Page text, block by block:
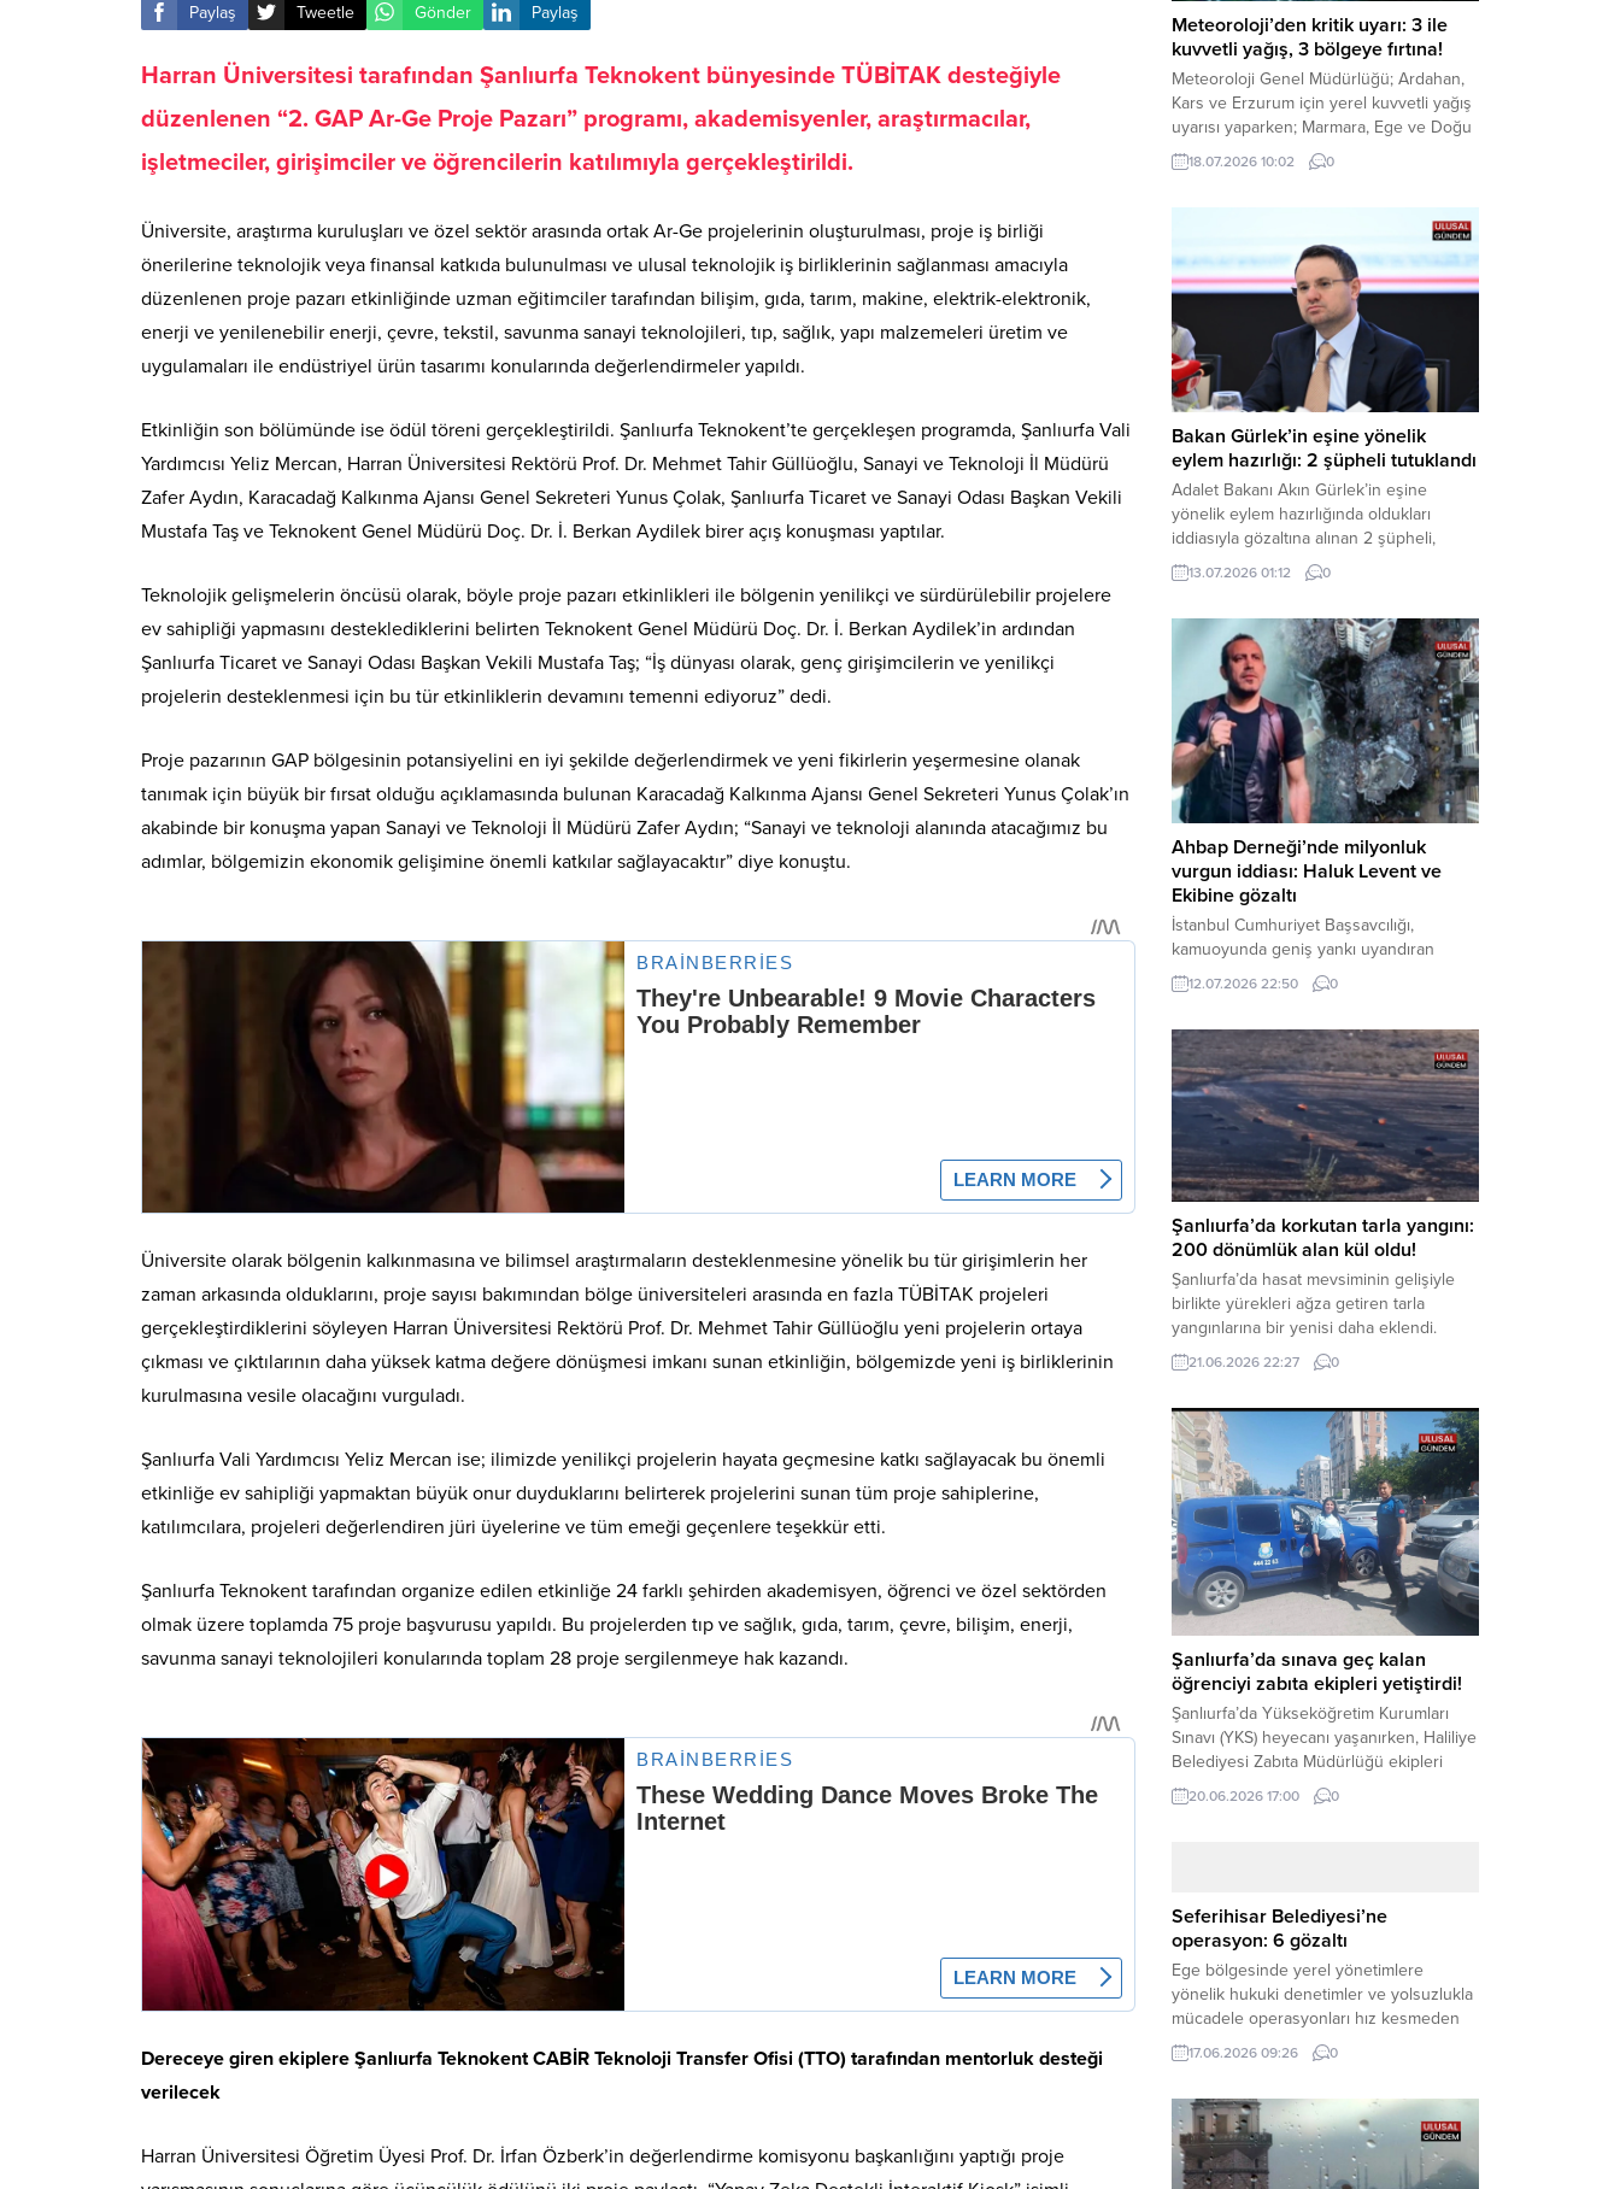
Paylaş Tweetle Gönder Paylaş
Harran Üniversitesi tarafından Şanlıurfa Teknokent bünyesinde TÜBİTAK desteğiyle
düzenlenen “2. GAP Ar-Ge Proje Pazarı” programı, akademisyenler, araştırmacılar,
işletmeciler, girişimciler ve öğrencilerin katılımıyla gerçekleştirildi.
Üniversite, araştırma kuruluşları ve özel sektör arasında ortak Ar-Ge projelerinin oluşturulması, proje iş birliği
önerilerine teknolojik veya finansal katkıda bulunulması ve ulusal teknolojik iş birliklerinin sağlanması amacıyla
düzenlenen proje pazarı etkinliğinde uzman eğitimciler tarafından bilişim, gıda, tarım, makine, elektrik-elektronik,
enerji ve yenilenebilir enerji, çevre, tekstil, savunma sanayi teknolojileri, tıp, sağlık, yapı malzemeleri üretim ve
uygulamaları ile endüstriyel ürün tasarımı konularında değerlendirmeler yapıldı.
Etkinliğin son bölümünde ise ödül töreni gerçekleştirildi. Şanlıurfa Teknokent’te gerçekleşen programda, Şanlıurfa Vali
Yardımcısı Yeliz Mercan, Harran Üniversitesi Rektörü Prof. Dr. Mehmet Tahir Güllüoğlu, Sanayi ve Teknoloji İl Müdürü
Zafer Aydın, Karacadağ Kalkınma Ajansı Genel Sekreteri Yunus Çolak, Şanlıurfa Ticaret ve Sanayi Odası Başkan Vekili
Mustafa Taş ve Teknokent Genel Müdürü Doç. Dr. İ. Berkan Aydilek birer açış konuşması yaptılar.
Teknolojik gelişmelerin öncüsü olarak, böyle proje pazarı etkinlikleri ile bölgenin yenilikçi ve sürdürülebilir projelere
ev sahipliği yapmasını desteklediklerini belirten Teknokent Genel Müdürü Doç. Dr. İ. Berkan Aydilek’in ardından
Şanlıurfa Ticaret ve Sanayi Odası Başkan Vekili Mustafa Taş; “İş dünyası olarak, genç girişimcilerin ve yenilikçi
projelerin desteklenmesi için bu tür etkinliklerin devamını temenni ediyoruz” dedi.
Proje pazarının GAP bölgesinin potansiyelini en iyi şekilde değerlendirmek ve yeni fikirlerin yeşermesine olanak
tanımak için büyük bir fırsat olduğu açıklamasında bulunan Karacadağ Kalkınma Ajansı Genel Sekreteri Yunus Çolak’ın
akabinde bir konuşma yapan Sanayi ve Teknoloji İl Müdürü Zafer Aydın; “Sanayi ve teknoloji alanında atacağımız bu
adımlar, bölgemizin ekonomik gelişimine önemli katkılar sağlayacaktır” diye konuştu.
Üniversite olarak bölgenin kalkınmasına ve bilimsel araştırmaların desteklenmesine yönelik bu tür girişimlerin her
zaman arkasında olduklarını, proje sayısı bakımından bölge üniversiteleri arasında en fazla TÜBİTAK projeleri
gerçekleştirdiklerini söyleyen Harran Üniversitesi Rektörü Prof. Dr. Mehmet Tahir Güllüoğlu yeni projelerin ortaya
çıkması ve çıktılarının daha yüksek katma değere dönüşmesi imkanı sunan etkinliğin, bölgemizde yeni iş birliklerinin
kurulmasına vesile olacağını vurguladı.
Şanlıurfa Vali Yardımcısı Yeliz Mercan ise; ilimizde yenilikçi projelerin hayata geçmesine katkı sağlayacak bu önemli
etkinliğe ev sahipliği yapmaktan büyük onur duyduklarını belirterek projelerini sunan tüm proje sahiplerine,
katılımcılara, projeleri değerlendiren jüri üyelerine ve tüm emeği geçenlere teşekkür etti.
Şanlıurfa Teknokent tarafından organize edilen etkinliğe 24 farklı şehirden akademisyen, öğrenci ve özel sektörden
olmak üzere toplamda 75 proje başvurusu yapıldı. Bu projelerden tıp ve sağlık, gıda, tarım, çevre, bilişim, enerji,
savunma sanayi teknolojileri konularında toplam 28 proje sergilenmeye hak kazandı.
Dereceye giren ekiplere Şanlıurfa Teknokent CABİR Teknoloji Transfer Ofisi (TTO) tarafından mentorluk desteği
verilecek
Harran Üniversitesi Öğretim Üyesi Prof. Dr. İrfan Özberk’in değerlendirme komisyonu başkanlığını yaptığı proje
Meteoroloji’den kritik uyarı: 3 ile
kuvvetli yağış, 3 bölgeye fırtına!
Meteoroloji Genel Müdürlüğü; Ardahan,
Kars ve Erzurum için yerel kuvvetli yağış
uyarısı yaparken; Marmara, Ege ve Doğu
Anadolu’nun belirli kesimlerinde ise
saatte 60 kilometre hıza ulaşabilecek
tedbirli olmaya çağırdı. Haber Merkezi –
Çevre, Şehircilik ve İklim Değişikliği
Bakanlığı Meteoroloji Genel Müdürlüğü,
ülke genelini kapsayan son hava...
18.07.2026 10:02 0
Bakan Gürlek’in eşine yönelik
eylem hazırlığı: 2 şüpheli tutuklandı
Adalet Bakanı Akın Gürlek’in eşine
yönelik eylem hazırlığında oldukları
iddiasıyla gözaltına alınan 2 şüpheli,
çıkarıldıkları mahkemece tutuklanarak
cezaevine gönderildi. Haber Merkezi –
tarafından yürütülen geniş kapsamlı
soruşturma çerçevesinde gözaltına
alınan şüphelilerin emniyetteki işlemleri
tamamlandı. Güvenlik birimlerindeki
sorgularının ardından yoğun güvenlik
önlemleri altında adliyeye sevk edilen
U.Y. ve...
13.07.2026 01:12 0
Ahbap Derneği’nde milyonluk
vurgun iddiası: Haluk Levent ve
Ekibine gözaltı
İstanbul Cumhuriyet Başsavcılığı,
kamuoyunda geniş yankı uyandıran
Ahbap Derneği’ne yönelik kapsamlı bir
soruşturma başlattığını ve Dernek
şüphelilerin gözaltına alındığını açıkladı.
Yürütülen tahkikatın “Dernekler
Kanunu’na muhalefet”, “suçtan
kaynaklanan mal varlığı değerlerini
aklama” ve “örgüt” suçlamaları
kapsamında derinleştirildiği bildirildi.
Haber Merkezi – Soruşturmanın
odağında, özellikle 6 Şubat...
12.07.2026 22:50 0
Şanlıurfa’da korkutan tarla yangını:
200 dönümlük alan kül oldu!
Şanlıurfa’da hasat mevsiminin gelişiyle
birlikte yürekleri ağza getiren tarla
yangınlarına bir yenisi daha eklendi.
Hilvan ilçesinde çıkan yangında, 50
dönümü biçilmemiş buğday olmak üzere
teslim olarak küle döndü. Haber Merkezi
– Yangın, Şanlıurfa’nın Hilvan ilçesine
bağlı Agilmuz köyünde meydana geldi.
Edinilen bilgilere göre, henüz
belirlenemeyen...
21.06.2026 22:27 0
Şanlıurfa’da sınava geç kalan
öğrenciyi zabıta ekipleri yetiştirdi!
Şanlıurfa’da Yükseköğretim Kurumları
Sınavı (YKS) heyecanı yaşanırken, Haliliye
Belediyesi Zabıta Müdürlüğü ekipleri
geleceğini belirleyecek sınava geç kalma
tehlikesiyle karşı karşıya kalan bir
yolunu tutan binlerce aday arasında,
sınav yerine zamanında ulaşamayan bir
öğrenci büyük bir panik yaşadı....
20.06.2026 17:00 0
Seferihisar Belediyesi’ne
operasyon: 6 gözaltı
Ege bölgesinde yerel yönetimlere
yönelik hukuki denetimler ve yolsuzlukla
mücadele operasyonları hız kesmeden
devam ediyor. İzmir’in turistik ilçelerinden
Seferihisar Belediyesi, sabah saatlerinde
operasyonuyla sarsıldı. Haber Merkezi –
İzmir Cumhuriyet Başsavcılığı
koordinesinde yürütülen geniş kapsamlı
17.06.2026 09:26 0